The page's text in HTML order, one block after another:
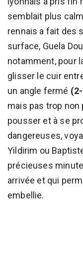
semblait plus
rennais a fait des
surface, Guela
notamment, pour
glisser le cuir
un angle fermé
mais pas trop non
pousser et à se
dangereuses,
Yildirim ou
précieuses
arrivée et qui
embellie.